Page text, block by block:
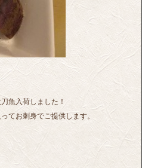
魚入荷しました！
てお刺身でご提供します。